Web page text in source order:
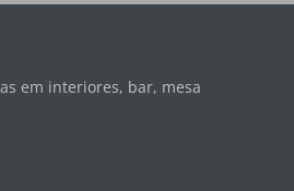
em interiores, bar, mesa